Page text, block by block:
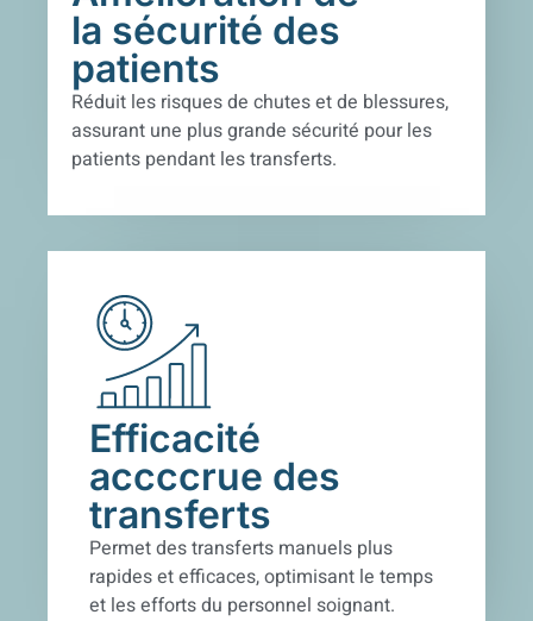
la sécurité des
patients
Réduit les risques de chutes et de blessures,
assurant une plus grande sécurité pour les
patients pendant les transferts.
Efficacité
accccrue des
transferts
Permet des transferts manuels plus
rapides et efficaces, optimisant le temps
et les efforts du personnel soignant.